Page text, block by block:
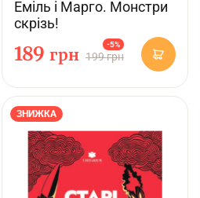
Еміль і Марго. Монстри
скрізь!
199 грн
-5%
189 грн
ЗНИЖКА